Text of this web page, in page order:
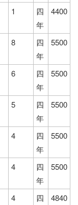
1
四
年
4400
8
四
年
5500
6
四
年
5500
5
四
年
5500
4
四
年
5500
4
四
年
5500
4
四
4840